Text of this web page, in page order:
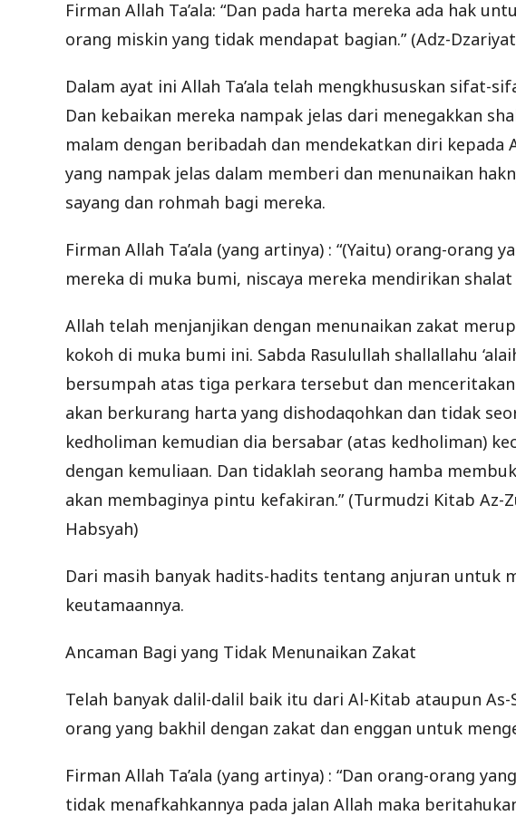
Firman Allah Ta’ala: “Dan pada harta mereka ada hak
orang miskin yang tidak mendapat bagian.” (Adz-
Dalam ayat ini Allah Ta’ala telah mengkhususkan sifat-
Dan kebaikan mereka nampak jelas dari menegakkan
malam dengan beribadah dan mendekatkan diri kepada
yang nampak jelas dalam memberi dan menunaikan
sayang dan rohmah bagi mereka.
Firman Allah Ta’ala (yang artinya) : “(Yaitu) orang-orang
mereka di muka bumi, niscaya mereka mendirikan shalat
Allah telah menjanjikan dengan menunaikan zakat
kokoh di muka bumi ini. Sabda Rasulullah shallallahu
bersumpah atas tiga perkara tersebut dan
akan berkurang harta yang dishodaqohkan dan tidak
kedholiman kemudian dia bersabar (atas kedholiman)
dengan kemuliaan. Dan tidaklah seorang hamba
akan membaginya pintu kefakiran.” (Turmudzi Kitab Az-
Habsyah)
Dari masih banyak hadits-hadits tentang anjuran untuk
keutamaannya.
Ancaman Bagi yang Tidak Menunaikan Zakat
Telah banyak dalil-dalil baik itu dari Al-Kitab ataupun
orang yang bakhil dengan zakat dan enggan untuk
Firman Allah Ta’ala (yang artinya) : “Dan orang-orang
tidak menafkahkannya pada jalan Allah maka